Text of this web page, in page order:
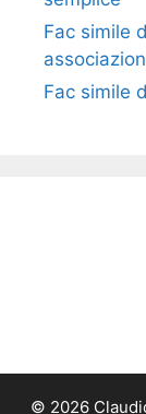
Fac simile
Fac simile
© 2026